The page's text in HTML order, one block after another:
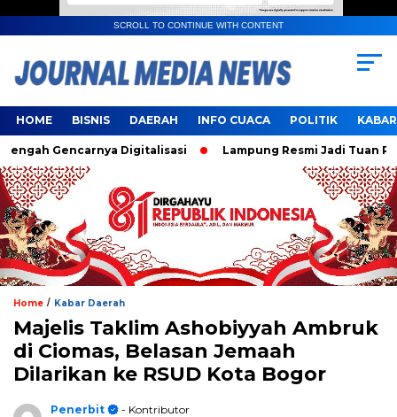
SCROLL TO CONTINUE WITH CONTENT
HOME BISNIS DAERAH INFO CUACA POLITIK
Gencarnya Digitalisasi Lampung Resmi Jadi Tuan Rumah
Home / Kabar Daerah
Majelis Taklim Ashobiyyah Ambruk
di Ciomas, Belasan Jemaah
Dilarikan ke RSUD Kota Bogor
Penerbit
- Kontributor